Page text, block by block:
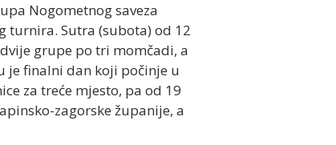
Nogometnog saveza
turnira. Sutra (subota) od 12
grupe po tri momčadi, a
je finalni dan koji počinje u
za treće mjesto, pa od 19
zagorske županije, a